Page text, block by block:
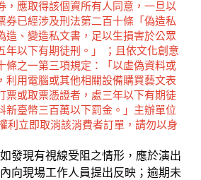
，應取得該個資所有人同意，一旦以
券已經涉及刑法第二百十條「偽造私
造、變造私文書，足以生損害於公眾
年以下有期徒刑。」 ；且依文化創意
條之一第三項規定：「以虛偽資料或
利用電腦或其他相關設備購買藝文表
票或取票憑證者，處三年以下有期徒
新臺幣三百萬以下罰金。」主辦單位
利立即取消該消費者訂單，請勿以身
發現有視線受阻之情形，應於演出
向現場工作人員提出反映；逾期未